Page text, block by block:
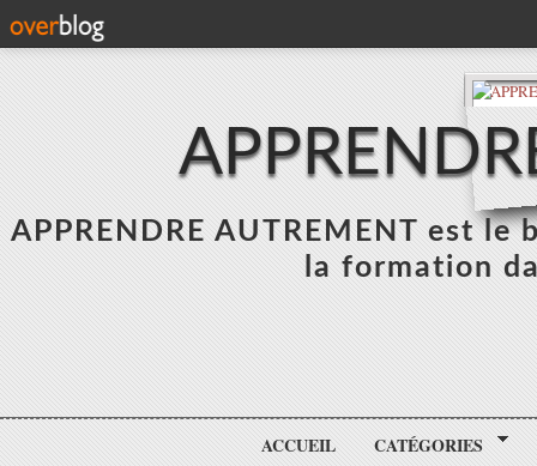
APPRENDRE AUTREMENT est
la formation
ACCUEIL CATÉGORIES